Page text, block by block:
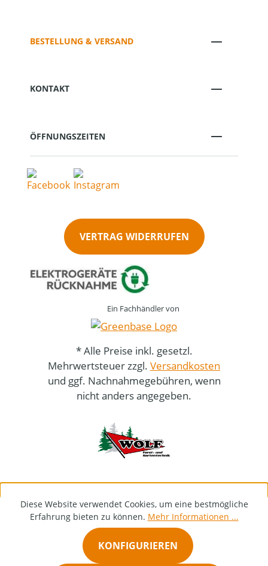
BESTELLUNG & VERSAND
KONTAKT
ÖFFNUNGSZEITEN
VERTRAG WIDERRUFEN
Ein Fachhändler von
* Alle Preise inkl. gesetzl.
Mehrwertsteuer zzgl. Versandkosten
und ggf. Nachnahmegebühren, wenn
nicht anders angegeben.
Diese Website verwendet Cookies, um eine bestmögliche
Erfahrung bieten zu können. Mehr Informationen ...
KONFIGURIEREN